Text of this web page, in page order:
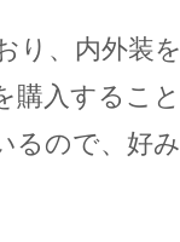
り、内外装
購入するこ
るので、好